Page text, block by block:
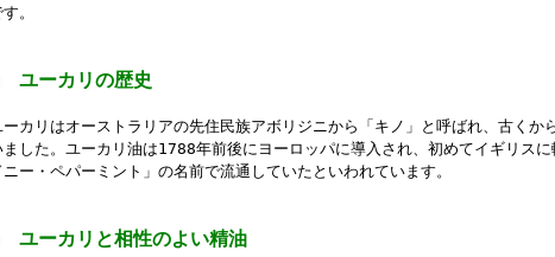
。
ユーカリの歴史
ーカリはオーストラリアの先住民族アボリジニから「キノ」と呼ばれ、古くか
ました。ユーカリ油は1788年前後にヨーロッパに導入され、初めてイギリス
ニー・ペパーミント」の名前で流通していたといわれています。
ユーカリと相性のよい精油